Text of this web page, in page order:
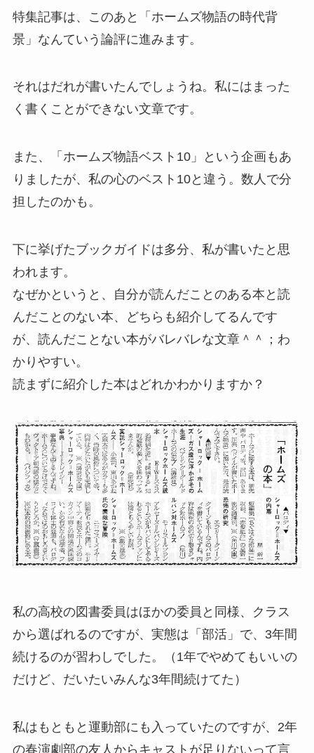
特集記事は、このあと「ホームズ物語の時代背
景」なんていう論評に進みます。
それはだれが書いたんでしょうね。私にはまった
く書くことができない文章です。
また、「ホームズ物語ベスト10」という企画もあ
りましたが、私の心のベスト10と違う。数人で分
担したのかも。
下に挙げたブックガイドは多分、私が書いたと思
われます。
なぜかというと、自分が読んだことのある本と読
んだことのない本、どちらも紹介してるんです
が、読んだことない本がバレバレな文章＾＾；わ
かりやすい。
読まずに紹介した本はどれかわかりますか？
私の高校の図書委員はほかの委員と同様、クラス
から選ばれるのですが、実態は「部活」で、3年間
続けるのが習わしでした。（1年でやめてもいいの
だけど、だいたいみんな3年間続けてた）
私はもともと運動部にも入っていたのですが、2年
の春演劇部の友人からキャストが足りないって言